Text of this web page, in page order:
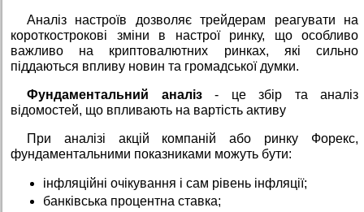
Аналіз настроїв дозволяє трейдерам реагувати на
короткострокові зміни в настрої ринку, що особливо
важливо на криптовалютних ринках, які сильно
піддаються впливу новин та громадської думки.
Фундаментальний аналіз - це збір та аналіз
відомостей, що впливають на вартість активу
При аналізі акцій компаній або ринку Форекс,
фундаментальними показниками можуть бути:
iнфляційні очікування і сам рівень інфляції;
банківська процентна ставка;